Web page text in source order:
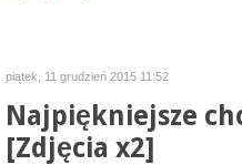
piątek, 11 grudzień 2015 11:52
Najpiękniejsze
[Zdjęcia x2]